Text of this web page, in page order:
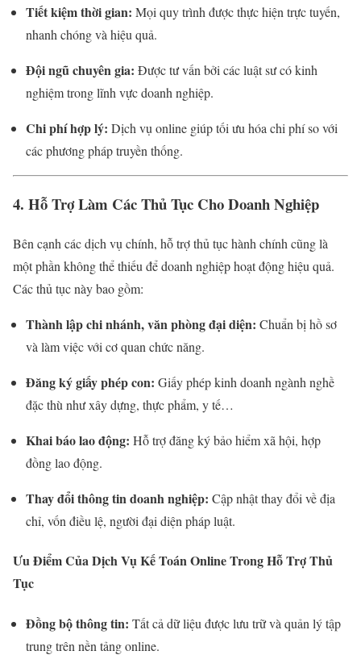
Tiết kiệm thời gian: Mọi quy trình được thực hiện trực tuyến,
nhanh chóng và hiệu quả.
Đội ngũ chuyên gia: Được tư vấn bởi các luật sư có kinh
nghiệm trong lĩnh vực doanh nghiệp.
Chi phí hợp lý: Dịch vụ online giúp tối ưu hóa chi phí so với
các phương pháp truyền thống.
4. Hỗ Trợ Làm Các Thủ Tục Cho Doanh Nghiệp
Bên cạnh các dịch vụ chính, hỗ trợ thủ tục hành chính cũng là
một phần không thể thiếu để doanh nghiệp hoạt động hiệu quả.
Các thủ tục này bao gồm:
Thành lập chi nhánh, văn phòng đại diện: Chuẩn bị hồ sơ
và làm việc với cơ quan chức năng.
Đăng ký giấy phép con: Giấy phép kinh doanh ngành nghề
đặc thù như xây dựng, thực phẩm, y tế…
Khai báo lao động: Hỗ trợ đăng ký bảo hiểm xã hội, hợp
đồng lao động.
Thay đổi thông tin doanh nghiệp: Cập nhật thay đổi về địa
chỉ, vốn điều lệ, người đại diện pháp luật.
Ưu Điểm Của Dịch Vụ Kế Toán Online Trong Hỗ Trợ Thủ
Tục
Đồng bộ thông tin: Tất cả dữ liệu được lưu trữ và quản lý tập
trung trên nền tảng online.